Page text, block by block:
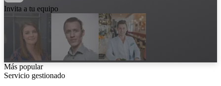
Invita a tu equipo
Más popular
Servicio gestionado